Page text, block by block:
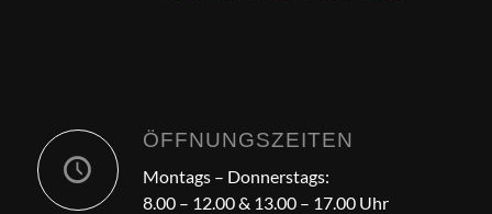
ÖFFNUNGSZEITEN
Montags – Donnerstags:
8.00 – 12.00 & 13.00 – 17.00 Uhr